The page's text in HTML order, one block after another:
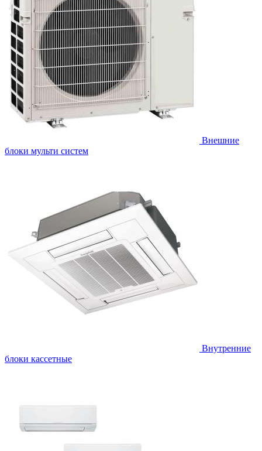
Внешние
блоки мульти систем
Внутренние
блоки кассетные